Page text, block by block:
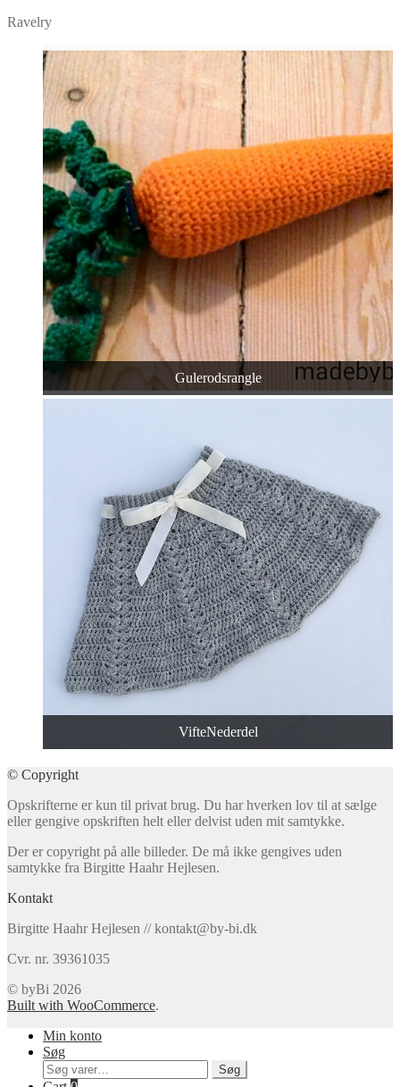
Ravelry
Gulerodsrangle
VifteNederdel
© Copyright
Opskrifterne er kun til privat brug. Du har hverken lov til at sælge
eller gengive opskriften helt eller delvist uden mit samtykke.
Der er copyright på alle billeder. De må ikke gengives uden
samtykke fra Birgitte Haahr Hejlesen.
Kontakt
Birgitte Haahr Hejlesen // kontakt@by-bi.dk
Cvr. nr. 39361035
© byBi 2026
Built with WooCommerce.
Min konto
Søg
Søg
efter:
Søg